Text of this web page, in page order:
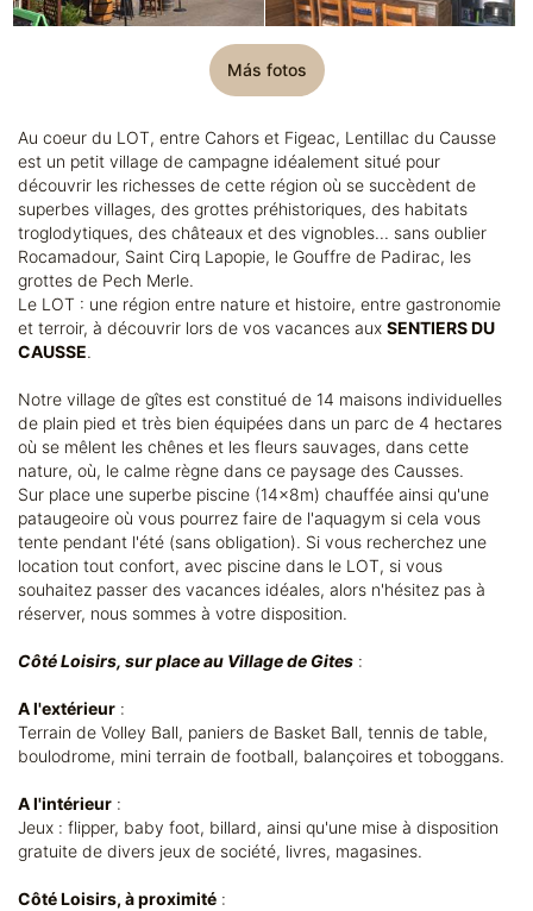
Más fotos
Au coeur du LOT, entre Cahors et Figeac, Lentillac du Causse
est un petit village de campagne idéalement situé pour
découvrir les richesses de cette région où se succèdent de
superbes villages, des grottes préhistoriques, des habitats
troglodytiques, des châteaux et des vignobles... sans oublier
Rocamadour, Saint Cirq Lapopie, le Gouffre de Padirac, les
grottes de Pech Merle.
Le LOT : une région entre nature et histoire, entre gastronomie
et terroir, à découvrir lors de vos vacances aux SENTIERS DU
CAUSSE.
Notre village de gîtes est constitué de 14 maisons individuelles
de plain pied et très bien équipées dans un parc de 4 hectares
où se mêlent les chênes et les fleurs sauvages, dans cette
nature, où, le calme règne dans ce paysage des Causses.
Sur place une superbe piscine (14x8m) chauffée ainsi qu'une
pataugeoire où vous pourrez faire de l'aquagym si cela vous
tente pendant l'été (sans obligation). Si vous recherchez une
location tout confort, avec piscine dans le LOT, si vous
souhaitez passer des vacances idéales, alors n'hésitez pas à
réserver, nous sommes à votre disposition.
Côté Loisirs, sur place au Village de Gites :
A l'extérieur :
Terrain de Volley Ball, paniers de Basket Ball, tennis de table,
boulodrome, mini terrain de football, balançoires et toboggans.
A l'intérieur :
Jeux : flipper, baby foot, billard, ainsi qu'une mise à disposition
gratuite de divers jeux de société, livres, magasines.
Côté Loisirs, à proximité :